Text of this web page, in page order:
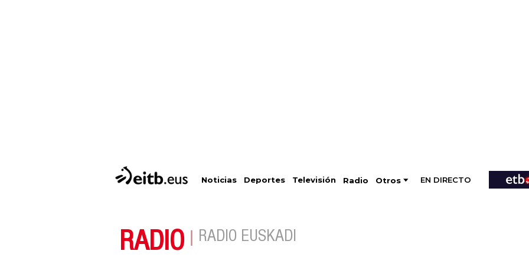
Noticias Deportes Televisión Radio Otros EN DIRECTO
RADIO RADIO EUSKADI